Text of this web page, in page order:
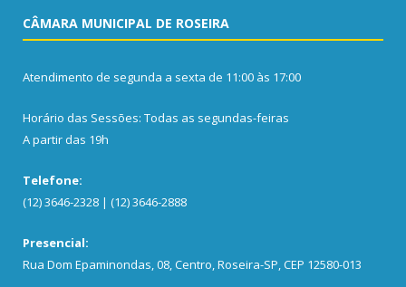
CÂMARA MUNICIPAL DE ROSEIRA
Atendimento de segunda a sexta de 11:00 às 17:00
Horário das Sessões: Todas as segundas-feiras
A partir das 19h
Telefone:
(12) 3646-2328 | (12) 3646-2888
Presencial:
Rua Dom Epaminondas, 08, Centro, Roseira-SP, CEP 12580-013